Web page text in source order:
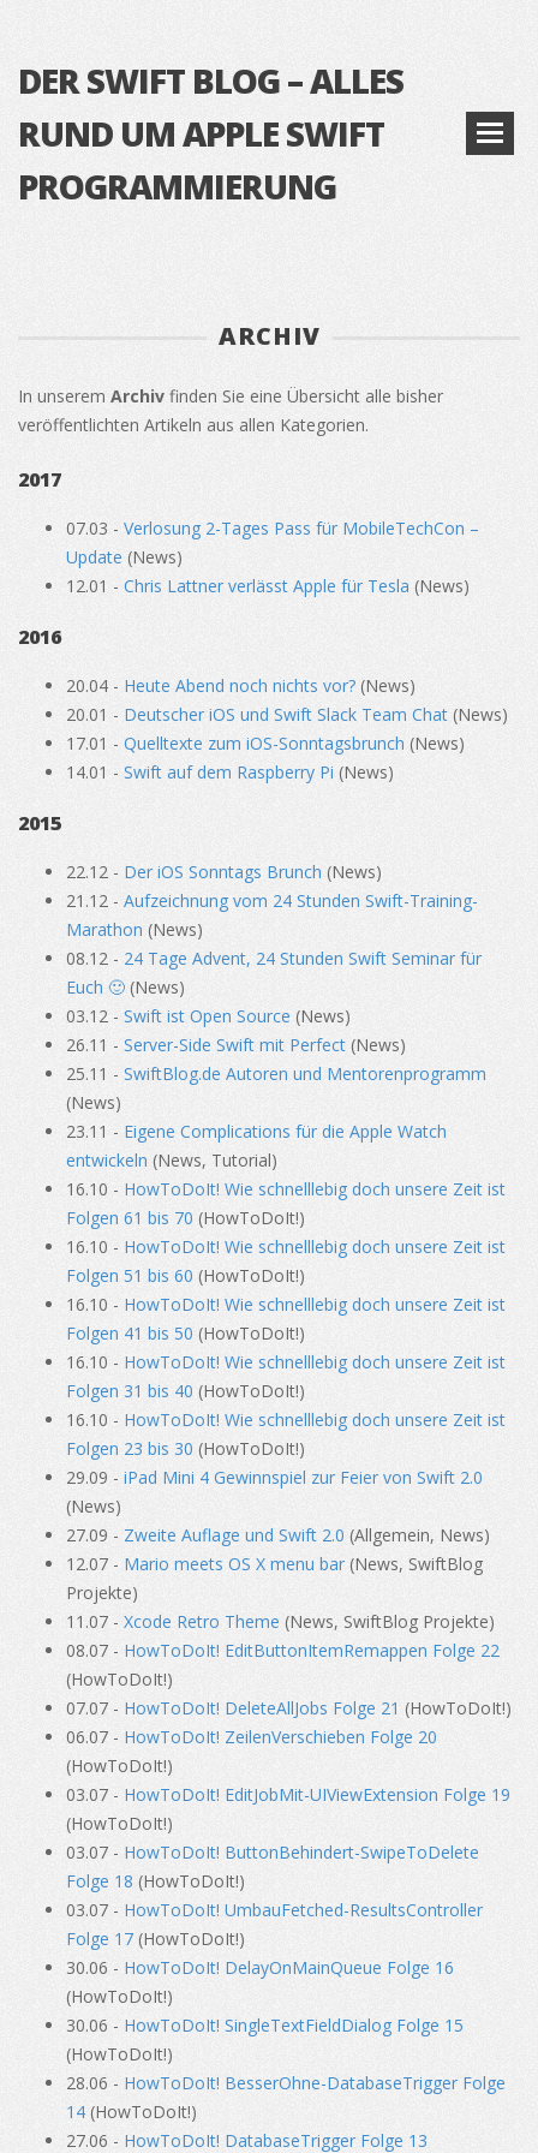
DER SWIFT BLOG – ALLES
RUND UM APPLE SWIFT
PROGRAMMIERUNG
ARCHIV
In unserem Archiv finden Sie eine Übersicht alle bisher
veröffentlichten Artikeln aus allen Kategorien.
2017
07.03 - Verlosung 2-Tages Pass für MobileTechCon –
Update (News)
12.01 - Chris Lattner verlässt Apple für Tesla (News)
2016
20.04 - Heute Abend noch nichts vor? (News)
20.01 - Deutscher iOS und Swift Slack Team Chat (News)
17.01 - Quelltexte zum iOS-Sonntagsbrunch (News)
14.01 - Swift auf dem Raspberry Pi (News)
2015
22.12 - Der iOS Sonntags Brunch (News)
21.12 - Aufzeichnung vom 24 Stunden Swift-Training-
Marathon (News)
08.12 - 24 Tage Advent, 24 Stunden Swift Seminar für
Euch 🙂 (News)
03.12 - Swift ist Open Source (News)
26.11 - Server-Side Swift mit Perfect (News)
25.11 - SwiftBlog.de Autoren und Mentorenprogramm
(News)
23.11 - Eigene Complications für die Apple Watch
entwickeln (News, Tutorial)
16.10 - HowToDoIt! Wie schnelllebig doch unsere Zeit ist
Folgen 61 bis 70 (HowToDoIt!)
16.10 - HowToDoIt! Wie schnelllebig doch unsere Zeit ist
Folgen 51 bis 60 (HowToDoIt!)
16.10 - HowToDoIt! Wie schnelllebig doch unsere Zeit ist
Folgen 41 bis 50 (HowToDoIt!)
16.10 - HowToDoIt! Wie schnelllebig doch unsere Zeit ist
Folgen 31 bis 40 (HowToDoIt!)
16.10 - HowToDoIt! Wie schnelllebig doch unsere Zeit ist
Folgen 23 bis 30 (HowToDoIt!)
29.09 - iPad Mini 4 Gewinnspiel zur Feier von Swift 2.0
(News)
27.09 - Zweite Auflage und Swift 2.0 (Allgemein, News)
12.07 - Mario meets OS X menu bar (News, SwiftBlog
Projekte)
11.07 - Xcode Retro Theme (News, SwiftBlog Projekte)
08.07 - HowToDoIt! EditButtonItemRemappen Folge 22
(HowToDoIt!)
07.07 - HowToDoIt! DeleteAllJobs Folge 21 (HowToDoIt!)
06.07 - HowToDoIt! ZeilenVerschieben Folge 20
(HowToDoIt!)
03.07 - HowToDoIt! EditJobMit-UIViewExtension Folge 19
(HowToDoIt!)
03.07 - HowToDoIt! ButtonBehindert-SwipeToDelete
Folge 18 (HowToDoIt!)
03.07 - HowToDoIt! UmbauFetched-ResultsController
Folge 17 (HowToDoIt!)
30.06 - HowToDoIt! DelayOnMainQueue Folge 16
(HowToDoIt!)
30.06 - HowToDoIt! SingleTextFieldDialog Folge 15
(HowToDoIt!)
28.06 - HowToDoIt! BesserOhne-DatabaseTrigger Folge
14 (HowToDoIt!)
27.06 - HowToDoIt! DatabaseTrigger Folge 13